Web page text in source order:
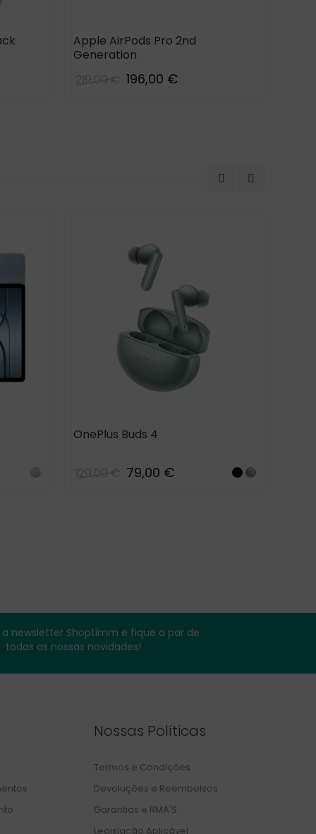
Apple AirPods Pro 2nd
Generation
219,00 € 196,00 €
Aero
OnePlus Buds 4
129,00 € 79,00 €
Storm
Zen
a newsletter Shoptimm e fique a par de
todas as nossas novidades!
Nossas Políticas
Termos e Condições
Devoluções e Reembolsos
Garantias e RMA'S
Legislação Aplicável